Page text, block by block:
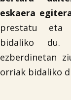
eskaera
prestatu eta
bidaliko du.
ezberdinetan
orriak bidaliko